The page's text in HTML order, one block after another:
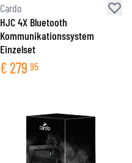
Cardo
HJC 4X Bluetooth
Kommunikationssystem
Einzelset
€279 95